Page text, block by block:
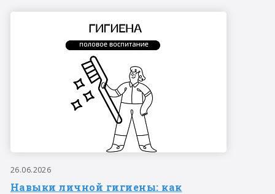
26.06.2026
Навыки личной гигиены: как